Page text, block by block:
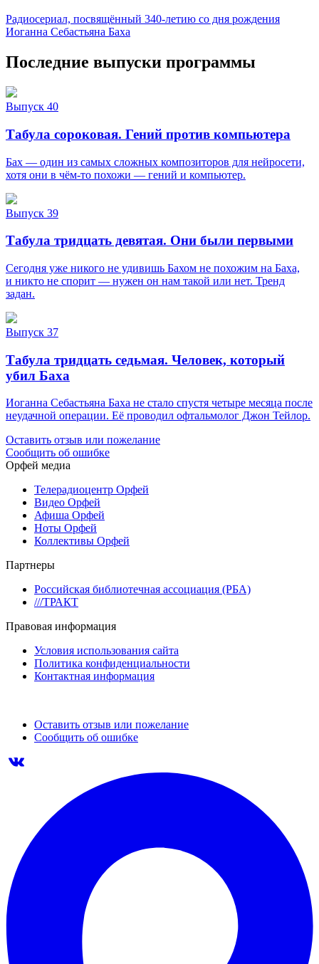
Радиосериал, посвящённый 340-летию со дня рождения
Иоганна Себастьяна Баха
Последние выпуски программы
Выпуск 40
Табула сороковая. Гений против компьютера
Бах — один из самых сложных композиторов для нейросети,
хотя они в чём-то похожи — гений и компьютер.
Выпуск 39
Табула тридцать девятая. Они были первыми
Сегодня уже никого не удивишь Бахом не похожим на Баха,
и никто не спорит — нужен он нам такой или нет. Тренд
задан.
Выпуск 37
Табула тридцать седьмая. Человек, который
убил Баха
Иоганна Себастьяна Баха не стало спустя четыре месяца после
неудачной операции. Её проводил офтальмолог Джон Тейлор.
Оставить отзыв или пожелание
Сообщить об ошибке
Орфей медиа
Телерадиоцентр Орфей
Видео Орфей
Афиша Орфей
Ноты Орфей
Коллективы Орфей
Партнеры
Российская библиотечная ассоциация (РБА)
///ТРАКТ
Правовая информация
Условия использования сайта
Политика конфиденциальности
Контактная информация
Оставить отзыв или пожелание
Сообщить об ошибке